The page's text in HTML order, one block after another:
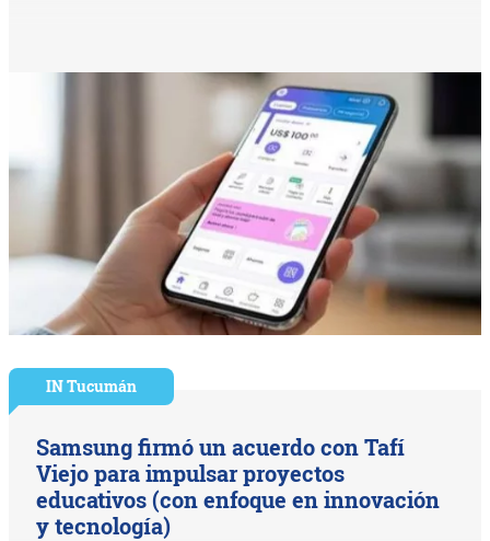
IN Tucumán
Samsung firmó un acuerdo con Tafí
Viejo para impulsar proyectos
educativos (con enfoque en innovación
y tecnología)